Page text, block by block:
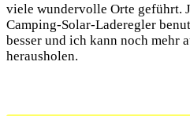
viele wundervolle Orte geführt.
Camping-Solar-Laderegler
besser und ich kann noch⁣ mehr​
herausholen.